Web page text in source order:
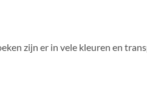
zijn er in vele kleuren en